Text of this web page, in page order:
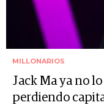
MILLONARIOS
Jack Ma ya no
perdiendo